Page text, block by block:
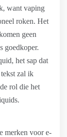
want vaping
roken. Het
geen
goedkoper.
het sap dat
zal ik
rol die het
merken voor e-